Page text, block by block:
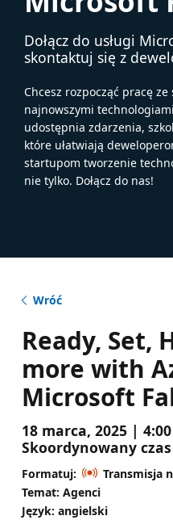
Dołącz do usługi
skontaktuj się z
Chcesz rozpocząć pracę
najnowszymi
udostępnia zdarzenia,
które ułatwiają
startupom tworzenie
nie tylko. Dołącz do nas!
Wróć
Ready, Set,
more with
Microsoft
18 marca, 2025 |
Skoordynowany
Formatuj:
Transmisja
Temat: Agenci
Język: angielski